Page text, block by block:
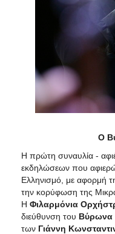
ΑΝΘΕΚΤΙΚΗ
Ο
Η πρώτη συναυλία -
εκδηλώσεων που
Ελληνισμό, με αφορμή
την κορύφωση της
Η Φιλαρμόνια
διεύθυνση του Βύρωνα
των Γιάννη